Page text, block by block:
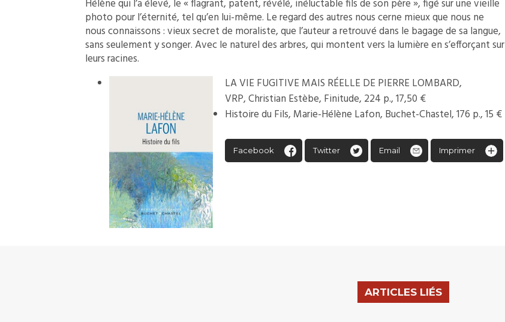
Hélène qui l’a élevé, le « flagrant, patent, révélé, inéluctable fils de son père », figé sur une vieille
photo pour l’éternité, tel qu’en lui-même. Le regard des autres nous cerne mieux que nous ne
nous connaissons : vieux secret de moraliste, que l’auteur a retrouvé dans le bagage de sa langue,
sans seulement y songer. Avec le naturel des arbres, qui montent vers la lumière en s’efforçant sur
leurs racines.
LA VIE FUGITIVE MAIS RÉELLE DE PIERRE LOMBARD,
VRP, Christian Estèbe, Finitude, 224 p., 17,50 €
Histoire du Fils, Marie-Hélène Lafon, Buchet-Chastel, 176 p., 15 €
Facebook Twitter Email Imprimer
ARTICLES LIÉS